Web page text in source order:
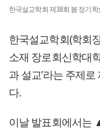
한국설교학회 제38회 봄 정기
한국설교학회(학회
소재 장로회신학대
과 설교’라는 주제
다.
이날 발표회에서는